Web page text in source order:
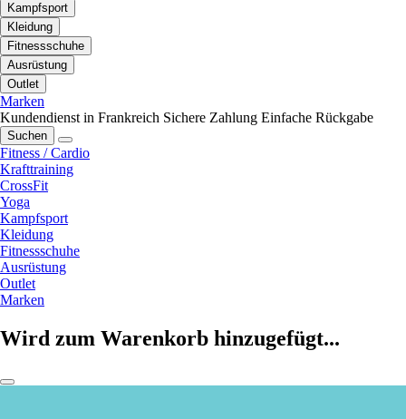
Kampfsport
Kleidung
Fitnessschuhe
Ausrüstung
Outlet
Marken
Kundendienst in Frankreich Sichere Zahlung Einfache Rückgabe
Suchen
Fitness / Cardio
Krafttraining
CrossFit
Yoga
Kampfsport
Kleidung
Fitnessschuhe
Ausrüstung
Outlet
Marken
Wird zum Warenkorb hinzugefügt...